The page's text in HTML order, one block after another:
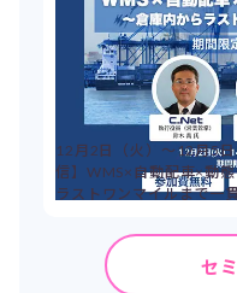
12月2日（火）～12月5
信】WMS×自動配車×動
ラストワンマイルまで一
セ